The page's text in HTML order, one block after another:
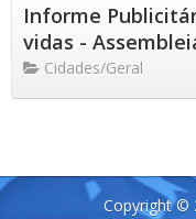
Informe
vidas -
Cidades/Geral
Copyright ©